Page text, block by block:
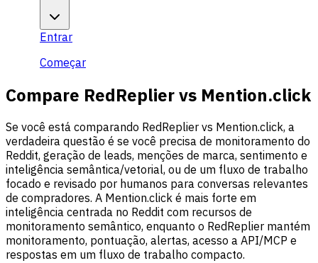
Entrar
Começar
Compare RedReplier vs Mention.click
Se você está comparando RedReplier vs Mention.click, a
verdadeira questão é se você precisa de monitoramento do
Reddit, geração de leads, menções de marca, sentimento e
inteligência semântica/vetorial, ou de um fluxo de trabalho
focado e revisado por humanos para conversas relevantes
de compradores. A Mention.click é mais forte em
inteligência centrada no Reddit com recursos de
monitoramento semântico, enquanto o RedReplier mantém
monitoramento, pontuação, alertas, acesso a API/MCP e
respostas em um fluxo de trabalho compacto.